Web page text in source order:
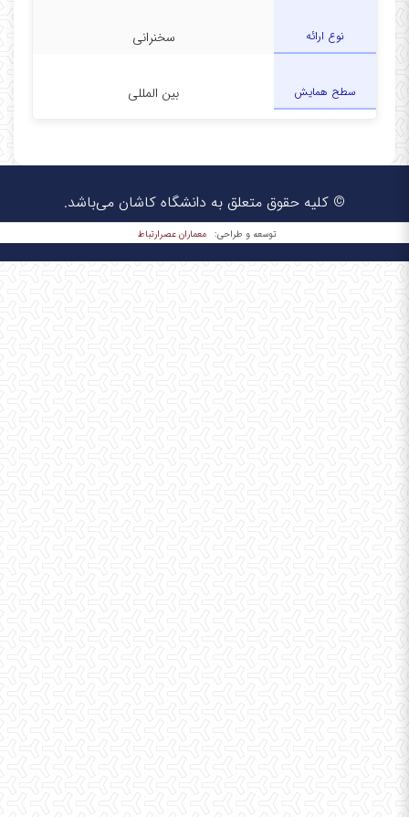
نوع ارائه سخنرانی
سطح همایش بین المللی
© کلیه حقوق متعلق به دانشگاه کاشان می‌باشد.
توسعه و طراحی: معماران عصر‌ارتباط